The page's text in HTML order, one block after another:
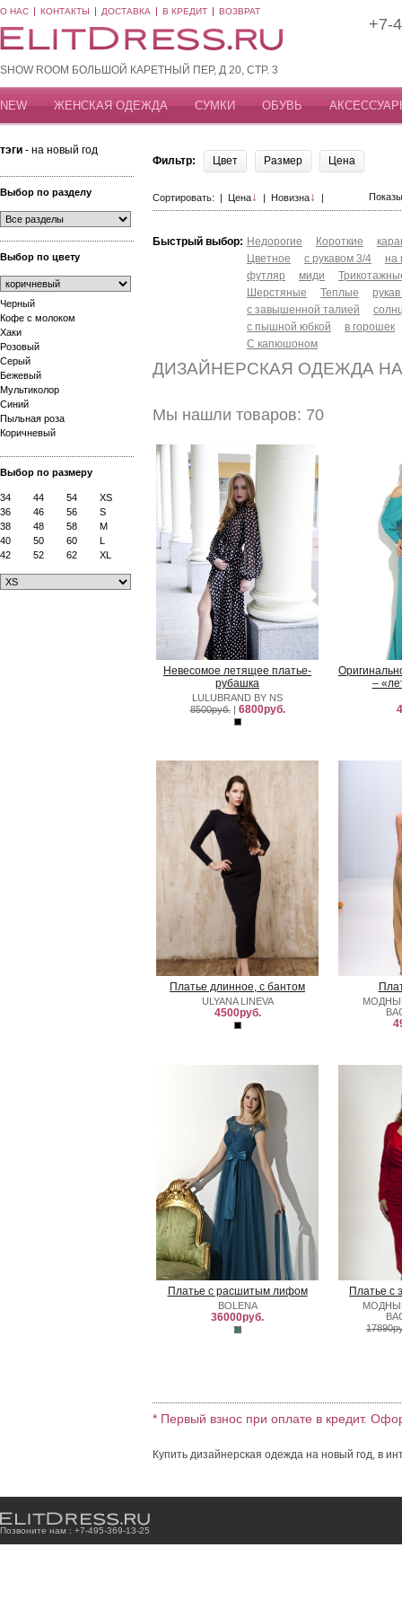
О НАС КОНТАКТЫ ДОСТАВКА В КРЕДИТ ВОЗВРАТ
SHOW ROOM БОЛЬШОЙ КАРЕТНЫЙ ПЕР, Д 20, СТР. 3
+7-
NEW ЖЕНСКАЯ ОДЕЖДА СУМКИ ОБУВЬ
тэги - на новый год
Выбор по разделу
Выбор по цвету
Черный
Кофе с молоком
Хаки
Розовый
Серый
Бежевый
Мультиколор
Синий
Пыльная роза
Коричневый
Выбор по размеру
34 44 54
XS
36
46 56
S
38
48 58
M
40
50 60
L
42
52 62 XL
Фильтр: Цвет Размер Цена
Сортировать: | Цена↓ | Новизна↓ |
Быстрый выбор: Недорогие Короткие
Цветное
с рукавом 3/4
на
футляр
миди
Шерстяные
Теплые
с завышенной талией
с пышной юбкой
в горошек
С капюшоном
ДИЗАЙНЕРСКАЯ ОДЕЖДА
Мы нашли товаров: 70
Невесомое летящее платье-
рубашка
LULUBRAND BY NS
8500руб.| 6800руб.
–
Платье длинное, с бантом
ULYANA LINEVA
4500руб.
Платье с расшитым лифом
BOLENA
36000руб.
Платье с
* Первый взнос при оплате в кредит.
Купить дизайнерская одежда на новый год, в
Позвоните нам : +7-495-369-13-25